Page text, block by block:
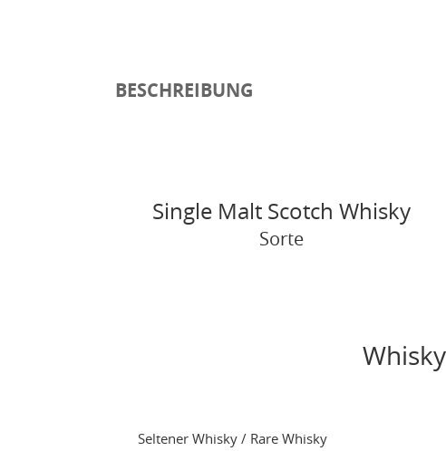
BESCHREIBUNG
Single Malt Scotch Whisky
Sorte
Seltener Whisky / Rare Whisky